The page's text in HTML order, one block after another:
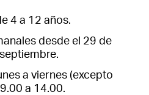
4 a 12 años.
desde el 29 de
a viernes (excepto
a 14.00.